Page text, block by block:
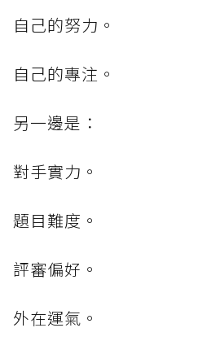
自己的努力。
自己的專注。
另一邊是：
對手實力。
題目難度。
評審偏好。
外在運氣。